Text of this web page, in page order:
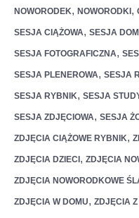
NOWORODEK, NOWORODKI,
SESJA CIĄŻOWA, SESJA
SESJA FOTOGRAFICZNA,
SESJA PLENEROWA, SESJA
SESJA RYBNIK, SESJA
SESJA ZDJĘCIOWA, SESJA
ZDJĘCIA CIĄŻOWE RYBNIK,
ZDJĘCIA DZIECI, ZDJĘCIA
ZDJĘCIA NOWORODKOWE
ZDJĘCIA W DOMU, ZDJĘCIA